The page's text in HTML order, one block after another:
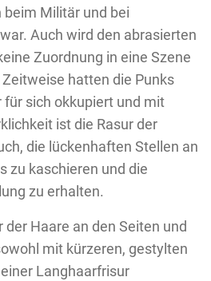
beim Militär und bei
Auch wird den abrasierten
Zuordnung in eine Szene
hatten die Punks
für sich okkupiert und mit
ist die Rasur der
die lückenhaften Stellen an
zu kaschieren und die
zu erhalten.
der Haare an den Seiten und
mit kürzeren, gestylten
Langhaarfrisur